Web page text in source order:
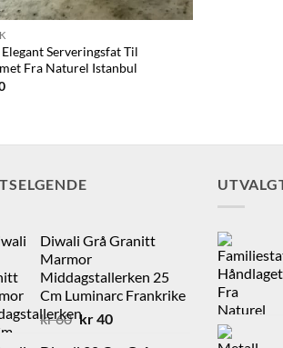
Serveringsfat Til
Fra Naturel Istanbul
Diwali Grå Granitt
Marmor
Middagstallerken 25
Cm Luminarc Frankrike
kr60 Opprinnelig
kr40Nåværende